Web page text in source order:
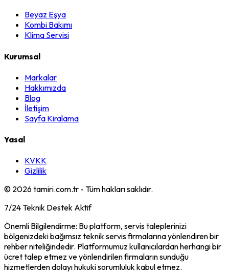
Beyaz Eşya
Kombi Bakımı
Klima Servisi
Kurumsal
Markalar
Hakkımızda
Blog
İletişim
Sayfa Kiralama
Yasal
KVKK
Gizlilik
© 2026tamiri.com.tr - Tüm hakları saklıdır.
7/24 Teknik Destek Aktif
Önemli Bilgilendirme: Bu platform, servis taleplerinizi
bölgenizdeki bağımsız teknik servis firmalarına yönlendiren bir
rehber niteliğindedir. Platformumuz kullanıcılardan herhangi bir
ücret talep etmez ve yönlendirilen firmaların sunduğu
hizmetlerden dolayı hukuki sorumluluk kabul etmez.